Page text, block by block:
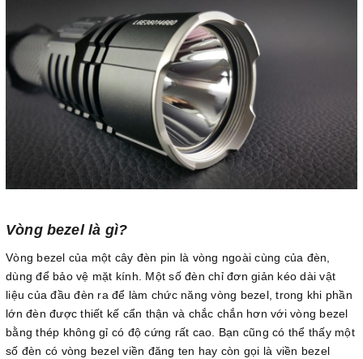
Vòng bezel là gì?
Vòng bezel của một cây đèn pin là vòng ngoài cùng của đèn,
dùng để bảo vệ mặt kính. Một số đèn chỉ đơn giản kéo dài vật
liệu của đầu đèn ra để làm chức năng vòng bezel, trong khi phần
lớn đèn được thiết kế cẩn thận và chắc chắn hơn với vòng bezel
bằng thép không gỉ có độ cứng rất cao. Bạn cũng có thể thấy một
số đèn có vòng bezel viền đăng ten hay còn gọi là viền bezel